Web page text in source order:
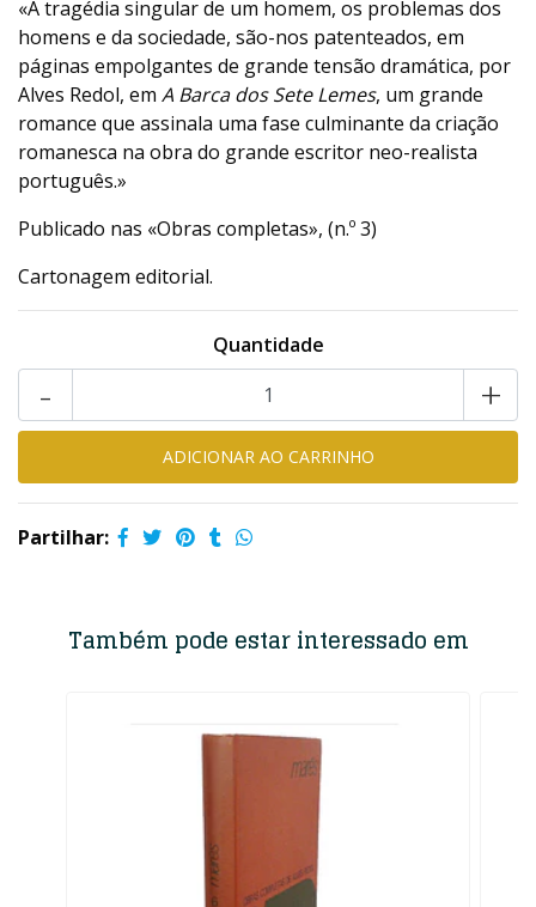
«A tragédia singular de um homem, os problemas dos
homens e da sociedade, são-nos patenteados, em
páginas empolgantes de grande tensão dramática, por
Alves Redol, em A Barca dos Sete Lemes, um grande
romance que assinala uma fase culminante da criação
romanesca na obra do grande escritor neo-realista
português.»
Publicado nas «Obras completas», (n.º 3)
Cartonagem editorial.
Quantidade
+
-
Partilhar:
Também pode estar interessado em